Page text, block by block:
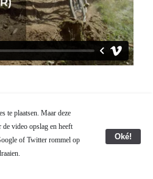
winter sports village is known for
challenging mountain bike trails.
Sunshine Race had set up a
which the masters, U17, U18, Elite
te plaatsen. Maar deze
video opslag en heeft
of Twitter rommel op
Oké!